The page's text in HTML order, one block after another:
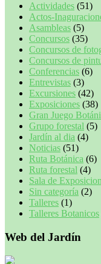
Actividades (51)
Actos-
Asambleas (5)
Concursos (35)
Concursos de
Concursos de
Conferencias (6)
Entrevistas (3)
Excursiones (42)
Exposiciones (38)
Gran Juego
Grupo forestal (5)
Jardín al dia (4)
Noticias (51)
Ruta Botánica (6)
Ruta forestal (4)
Sala de
Sin categoría (2)
Talleres (1)
Talleres Botanicos
Web del Jardín